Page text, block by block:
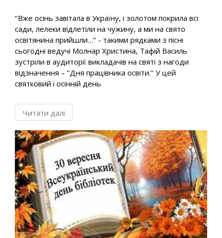
‘’Вже осінь завітала в Україну, і золотом покрила всі
сади, лелеки відлетіли на чужину, а ми на свято
освітянина прийшли…’’ - такими рядками з пісні
сьогодні ведучі Молнар Христина, Тафій Василь
зустріли в аудиторії викладачів на святі з нагоди
відзначення – ‘’Дня працівника освіти.’’ У цей
святковий і осінній день
Читати далі